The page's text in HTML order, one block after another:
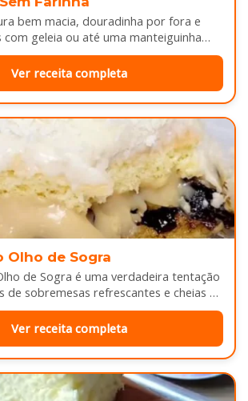
bem macia, douradinha por fora e
com geleia ou até uma manteiguinha
Ver receita completa
Olho de Sogra
de Sogra é uma verdadeira tentação
de sobremesas refrescantes e cheias de
Ver receita completa